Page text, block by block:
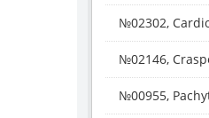
№02302,
№02146,
№00955,